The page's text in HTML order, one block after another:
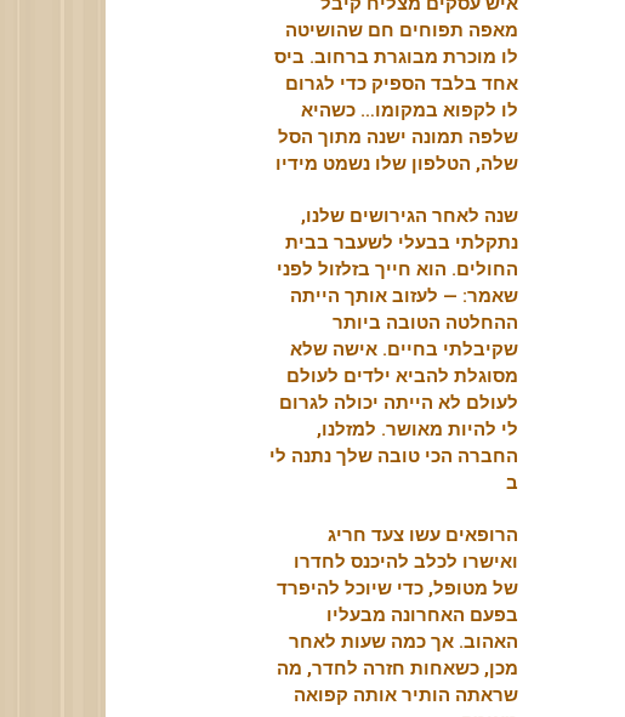
מאפה תפוחים חם שהושיטה
לו מוכרת מבוגרת ברחוב. ביס
אחד בלבד הספיק כדי לגרום
לו לקפוא במקומו… כשהיא
שלפה תמונה ישנה מתוך הסל
שלה, הטלפון שלו נשמט מידיו
שנה לאחר הגירושים שלנו,
נתקלתי בבעלי לשעבר בבית
החולים. הוא חייך בזלזול לפני
שאמר: — לעזוב אותך הייתה
ההחלטה הטובה ביותר
שקיבלתי בחיים. אישה שלא
מסוגלת להביא ילדים לעולם
לעולם לא הייתה יכולה לגרום
לי להיות מאושר. למזלנו,
החברה הכי טובה שלך נתנה לי
ב
הרופאים עשו צעד חריג
ואישרו לכלב להיכנס לחדרו
של מטופל, כדי שיוכל להיפרד
בפעם האחרונה מבעליו
האהוב. אך כמה שעות לאחר
מכן, כשאחות חזרה לחדר, מה
שראתה הותיר אותה קפואה